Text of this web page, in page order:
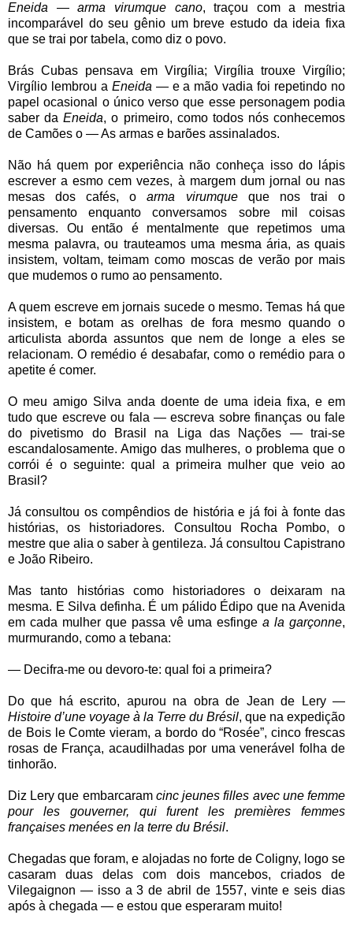
Eneida —arma virumque cano, traçou com a mestria
incomparável do seu gênio um breve estudo da ideia fixa
que se trai por tabela, como diz o povo.
Brás Cubas pensava em Virgília; Virgília trouxe Virgílio;
Virgílio lembrou a Eneida — e a mão vadia foi repetindo no
papel ocasional o único verso que esse personagem podia
saber daEneida, o primeiro, como todos nós conhecemos
de Camões o — As armas e barões assinalados.
Não há quem por experiência não conheça isso do lápis
escrever a esmo cem vezes, à margem dum jornal ou nas
mesas dos cafés, oarma virumqueque nos trai o
pensamento enquanto conversamos sobre mil coisas
diversas. Ou então é mentalmente que repetimos uma
mesma palavra, ou trauteamos uma mesma ária, as quais
insistem, voltam, teimam como moscas de verão por mais
que mudemos o rumo ao pensamento.
A quem escreve em jornais sucede o mesmo. Temas há que
insistem, e botam as orelhas de fora mesmo quando o
articulista aborda assuntos que nem de longe a eles se
relacionam. O remédio é desabafar, como o remédio para o
apetite é comer.
O meu amigo Silva anda doente de uma ideia fixa, e em
tudo que escreve ou fala — escreva sobre finanças ou fale
do pivetismo do Brasil na Liga das Nações — trai-se
escandalosamente. Amigo das mulheres, o problema que o
corrói é o seguinte: qual a primeira mulher que veio ao
Brasil?
Já consultou os compêndios de história e já foi à fonte das
histórias, os historiadores. Consultou Rocha Pombo, o
mestre que alia o saber à gentileza. Já consultou Capistrano
e João Ribeiro.
Mas tanto histórias como historiadores o deixaram na
mesma. E Silva definha. É um pálido Édipo que na Avenida
em cada mulher que passa vê uma esfingea la garçonne,
murmurando, como a tebana:
— Decifra-me ou devoro-te: qual foi a primeira?
Do que há escrito, apurou na obra de Jean de Lery —
Histoire d’une voyage à la Terre du Brésil, que na expedição
de Bois le Comte vieram, a bordo do “Rosée”, cinco frescas
rosas de França, acaudilhadas por uma venerável folha de
tinhorão.
Diz Lery que embarcaram cinc jeunes filles avec une femme
pour les gouverner, qui furent les premières femmes
françaises menées en la terre du Brésil.
Chegadas que foram, e alojadas no forte de Coligny, logo se
casaram duas delas com dois mancebos, criados de
Vilegaignon — isso a 3 de abril de 1557, vinte e seis dias
após à chegada — e estou que esperaram muito!